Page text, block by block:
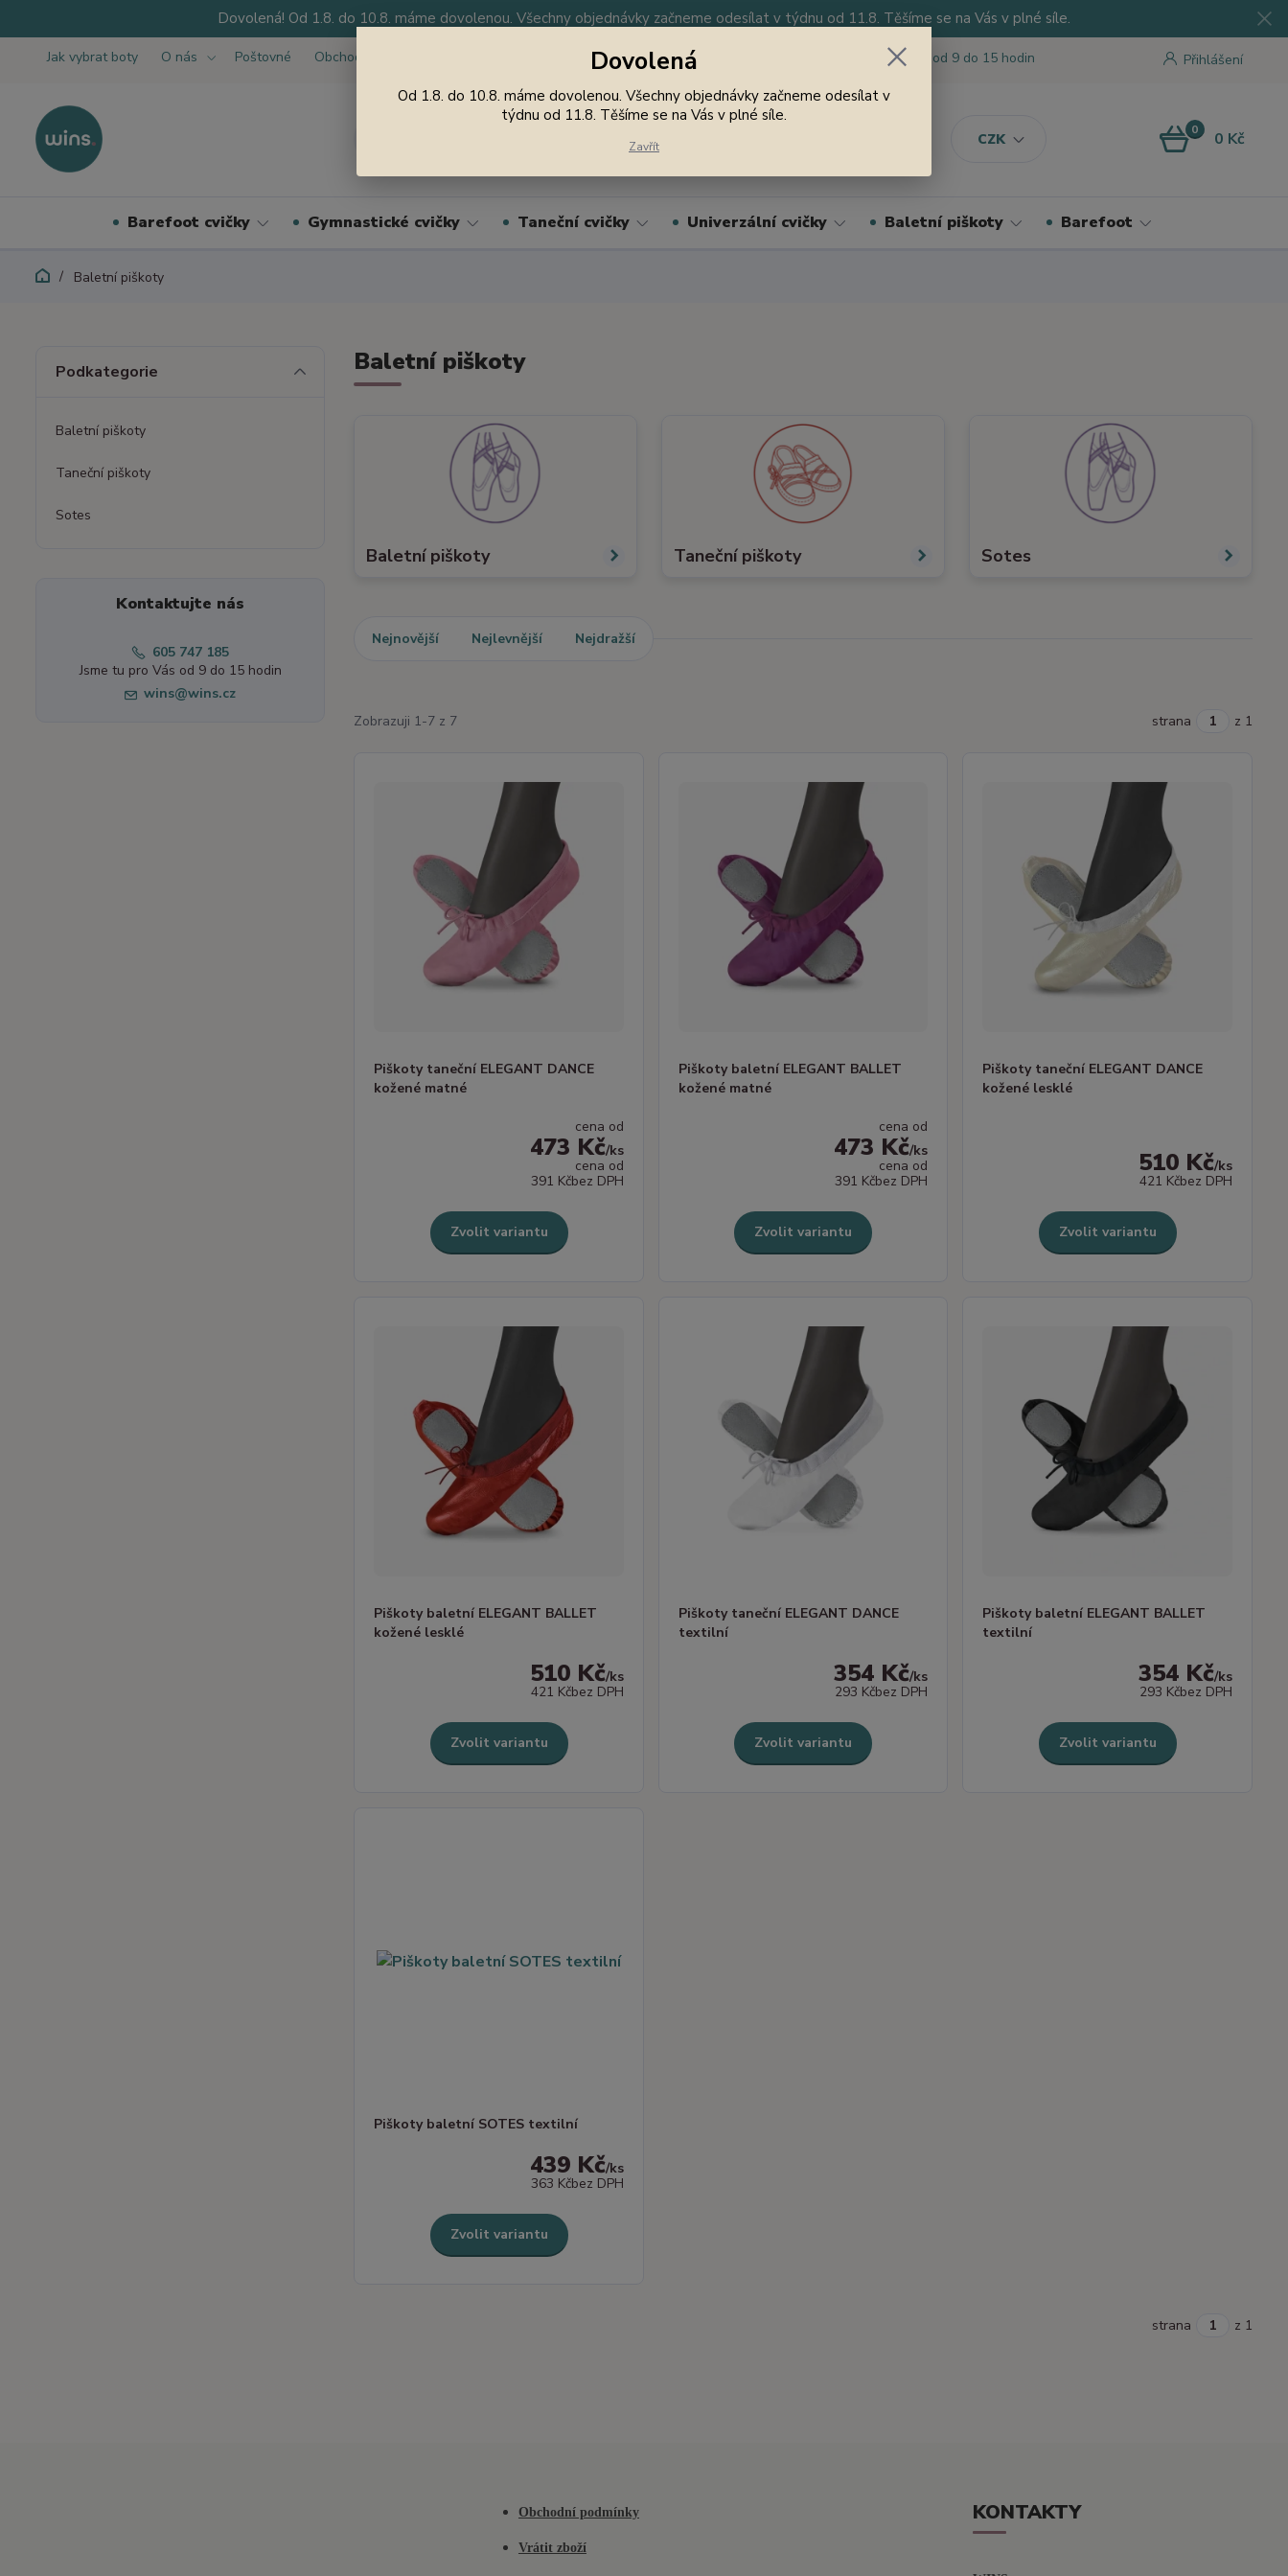
Dovolená! Od 1.8. do 10.8. máme dovolenou. Všechny objednávky začneme odesílat v týdnu od 11.8. Těšíme se na Vás v plné síle.
Jak vybrat boty O nás Poštovné Obchodní podmínky
CZK
Přihlášení
Nevíte si rady? Zavolejte. Jsme tu pro Vás od 9 do 15 hodin
0 0 Kč
Barefoot cvičky Gymnastické cvičky Taneční cvičky Univerzální cvičky Baletní piškoty Barefoot
Baletní piškoty
Baletní piškoty
Baletní piškoty Taneční piškoty Sotes
Nejnovější Nejlevnější Nejdražší
Zobrazuji 1-7 z 7 strana z 1
Piškoty taneční ELEGANT DANCE
kožené matné
cena od
473 Kč/ks
cena od
391 Kčbez DPH
Zvolit variantu
Piškoty baletní ELEGANT BALLET
kožené matné
cena od
473 Kč/ks
cena od
391 Kčbez DPH
Zvolit variantu
Piškoty taneční ELEGANT DANCE
kožené lesklé
510 Kč/ks
421 Kčbez DPH
Zvolit variantu
Piškoty baletní ELEGANT BALLET
kožené lesklé
510 Kč/ks
421 Kčbez DPH
Zvolit variantu
Piškoty taneční ELEGANT DANCE
textilní
354 Kč/ks
293 Kčbez DPH
Zvolit variantu
Piškoty baletní ELEGANT BALLET
textilní
354 Kč/ks
293 Kčbez DPH
Zvolit variantu
Piškoty baletní SOTES textilní
439 Kč/ks
363 Kčbez DPH
Zvolit variantu
strana z 1
Podkategorie
Baletní piškoty
Taneční piškoty
Sotes
Kontaktujte nás
605 747 185
Jsme tu pro Vás od 9 do 15 hodin
wins@wins.cz
Obchodní podmínky
Vrátit zboží
KONTAKTY
Dovolená
Od 1.8. do 10.8. máme dovolenou. Všechny objednávky začneme odesílat v
týdnu od 11.8. Těšíme se na Vás v plné síle.
Zavřít